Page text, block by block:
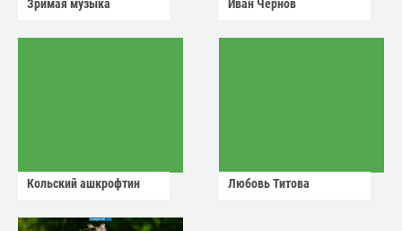
Зримая музыка Иван Чернов
Кольский ашкрофтин Любовь Титова